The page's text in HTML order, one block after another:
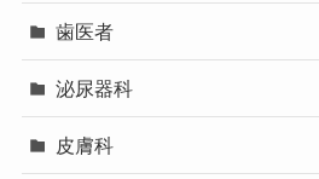
歯医者
泌尿器科
皮膚科